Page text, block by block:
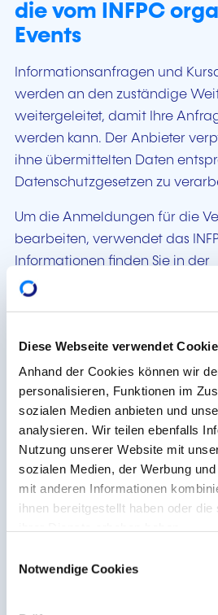
Diese Webseite verwendet
Anhand der Cookies können wir
personalisieren, Funktionen im
sozialen Medien anbieten und
analysieren. Wir teilen ebenfalls
Nutzung unserer Website mit
sozialen Medien, der Werbung
mit anderen Informationen
ihnen bereitgestellt haben oder
Notwendige Cookies
die vom INFPC
Events
Informationsanfragen und
werden an den zuständige
weitergeleitet, damit Ihre
werden kann. Der Anbieter
ihne übermittelten Daten
Datenschutzgesetzen zu
Um die Anmeldungen für die
bearbeiten, verwendet das
Informationen finden Sie in der
Datenschutzerklärung von
Daten an Dritte
Um die von den betroffenen
Dienstleistungen zu erbringen
übertragenen Aufgaben zu
möglicherweise
übermitteln, z. B. im Rahmen:
des Outsourcings der
Publikationen oder
institutionellen Partner;
einer Informationsanfrage